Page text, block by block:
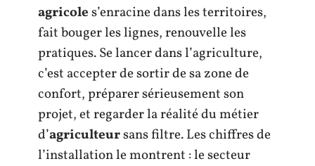
agricoles’enracine dans les territoires,
fait bouger les lignes, renouvelle les
pratiques. Se lancer dans l’agriculture,
c’est accepter de sortir de sa zone de
confort, préparer sérieusement son
projet, et regarder la réalité du métier
d’agriculteursans filtre. Les chiffres de
l’installation le montrent : le secteur